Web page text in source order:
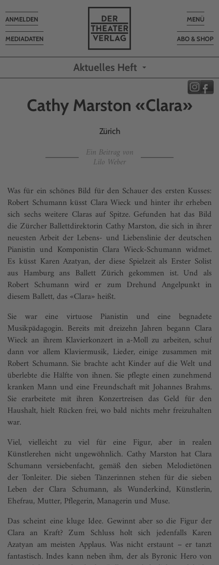
Toggle
MENÜ
ABO & SHOP
MEDIADATEN
Toggle
navigation
ANMELDEN
Aktuelles Heft
Cathy Marston «Clara»
Zürich
Ein Beitrag von
Lilo Weber
Was für ein schönes Bild für den Schauer des ersten Kusses:
Robert Schumann küsst Clara Wieck und hinter ihr erheben
sich sechs weitere Claras auf Spitze. Gefunden hat das Bild
die Zürcher Ballettdirektorin Cathy Marston, die sich in ihrer
neuesten Arbeit der Lebens- und Liebenslinie der deutschen
Pianistin und Komponistin Clara Wieck-Schumann widmet.
Es küsst Karen Azatyan, der diese Spielzeit als Erster Solist
aus Hamburg ans Ballett Zürich gekommen ist. Und als
Robert Schumann wird er zum Drehund Angelpunkt in
diesem Ballett, das «Clara» heißt.
Sie war eine virtuose Pianistin und eine begnadete
Musikpädagogin. Bereits mit dreizehn Jahren begann Clara
Wieck an ihrem Klavierkonzert in a-Moll zu arbeiten, schuf
dann vor allem Klaviermusik, Lieder, einige zusammen mit
Robert Schumann. Sie brachte acht Kinder auf die Welt und
überlebte die Hälfte von ihnen. Sie pflegte einen zunehmend
kranken Mann und eine Freundschaft mit Johannes Brahms.
Sie erarbeitete mit ihren Konzertreisen das Geld für den
Haushalt, hielt Rücken frei, wo bald nichts mehr freizuhalten
war.
Viel, vielleicht zu viel für eine Figur, aber in realen
Künstlerehen nicht ungewöhnlich. Cathy Marston hat Clara
Schumann versiebenfacht, gemäß den sieben Melodietönen
der Tonleiter. Die sieben Tänzerinnen stehen für die sieben
Leben der Clara Schumann, als Wunderkind, Künstlerin,
Ehefrau, Mutter, Pflegerin, Managerin und Muse.
Das scheint eine kluge Idee. Gewinnt aber so die Figur der
Clara an Kraft? Zum Schluss holt sich jedenfalls Karen
Azatyan am meisten Applaus. Was nicht erstaunt – er tanzt
fantastisch. Indes kann neben ihm, der als Byronic Hero von